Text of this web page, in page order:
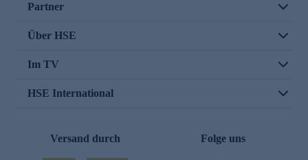
Partner
Über HSE
Im TV
HSE International
Versand durch Folge uns